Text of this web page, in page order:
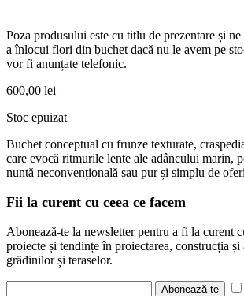
Poza produsului este cu titlu de prezentare și
a înlocui flori din buchet dacă nu le avem pe
vor fi anunțate telefonic.
600,00 lei
Stoc epuizat
Buchet conceptual cu frunze texturate,
care evocă ritmurile lente ale adâncului marin,
nuntă neconvențională sau pur și simplu de
Fii la curent cu ceea ce facem
Abonează-te la newsletter pentru a fi la curent
proiecte și tendințe în proiectarea, construcția și
grădinilor și teraselor.
Abonează-te